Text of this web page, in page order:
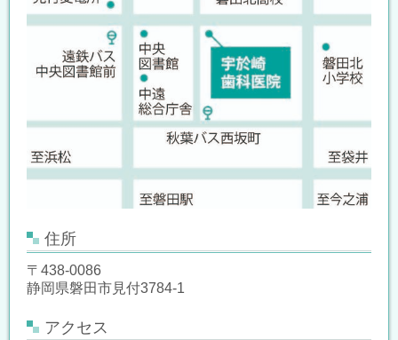
住所
〒438-0086
静岡県磐田市見付3784-1
アクセス